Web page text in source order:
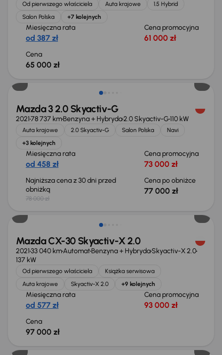
Od pierwszego właściciela Auta krajowe
1.5 Hybrid
Salon Polska
+7 kolejnych
Miesięczna rata
od 387 zł
Cena promocyjna
61 000 zł
Cena
65 000 zł
Taniej o 1 000 zł
Mazda 3 2.0 Skyactiv-G
202178 737 kmBenzyna + Hybryda2.0 Skyactiv-G110 kW
Auta krajowe 2.0 Skyactiv-G Salon Polska
Navi
+3 kolejnych
Miesięczna rata
od 458 zł
Cena promocyjna
73 000 zł
Najniższa cena z 30 dni przed
obniżką
78 000 zł
Cena po obniżce
77 000 zł
Od nowego taniej o 50 999 zł
Mazda CX-30 Skyactiv-X 2.0
202133 040 kmAutomatBenzyna + HybrydaSkyactiv-X 2.0
137 kW
Od pierwszego właściciela
Książka serwisowa
Auta krajowe
Skyactiv-X 2.0 +9 kolejnych
Miesięczna rata
od 577 zł
Cena promocyjna
93 000 zł
Cena
97 000 zł